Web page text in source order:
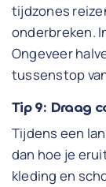
tijdzones
onderbreken.
Ongeveer
tussenstop
Tip 9: Draag
Tijdens een
dan hoe je
kleding en